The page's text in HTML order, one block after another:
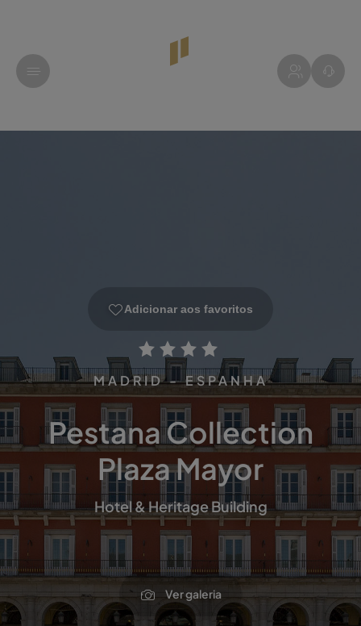
Adicionar aos favoritos
MADRID - ESPANHA
Pestana Collection
Plaza Mayor
Hotel & Heritage Building
Ver galeria